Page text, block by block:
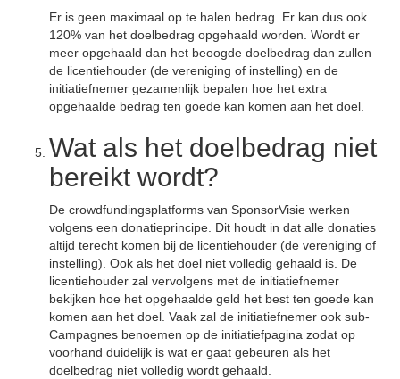
Er is geen maximaal op te halen bedrag. Er kan dus ook
120% van het doelbedrag opgehaald worden. Wordt er
meer opgehaald dan het beoogde doelbedrag dan zullen
de licentiehouder (de vereniging of instelling) en de
initiatiefnemer gezamenlijk bepalen hoe het extra
opgehaalde bedrag ten goede kan komen aan het doel.
Wat als het doelbedrag niet
bereikt wordt?
De crowdfundingsplatforms van SponsorVisie werken
volgens een donatieprincipe. Dit houdt in dat alle donaties
altijd terecht komen bij de licentiehouder (de vereniging of
instelling). Ook als het doel niet volledig gehaald is. De
licentiehouder zal vervolgens met de initiatiefnemer
bekijken hoe het opgehaalde geld het best ten goede kan
komen aan het doel. Vaak zal de initiatiefnemer ook sub-
Campagnes benoemen op de initiatiefpagina zodat op
voorhand duidelijk is wat er gaat gebeuren als het
doelbedrag niet volledig wordt gehaald.